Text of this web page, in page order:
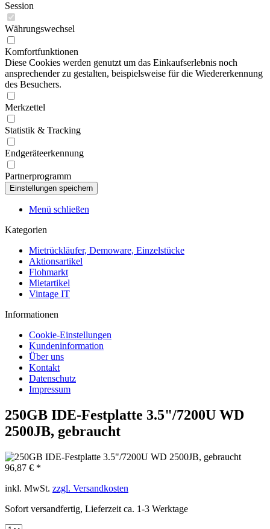
Session
Währungswechsel
Komfortfunktionen
Diese Cookies werden genutzt um das Einkaufserlebnis noch
ansprechender zu gestalten, beispielsweise für die Wiedererkennung
des Besuchers.
Merkzettel
Statistik & Tracking
Endgeräteerkennung
Partnerprogramm
Menü schließen
Kategorien
Mietrückläufer, Demoware, Einzelstücke
Aktionsartikel
Flohmarkt
Mietartikel
Vintage IT
Informationen
Cookie-Einstellungen
Kundeninformation
Über uns
Kontakt
Datenschutz
Impressum
250GB IDE-Festplatte 3.5"/7200U WD
2500JB, gebraucht
96,87 € *
inkl. MwSt. zzgl. Versandkosten
Sofort versandfertig, Lieferzeit ca. 1-3 Werktage